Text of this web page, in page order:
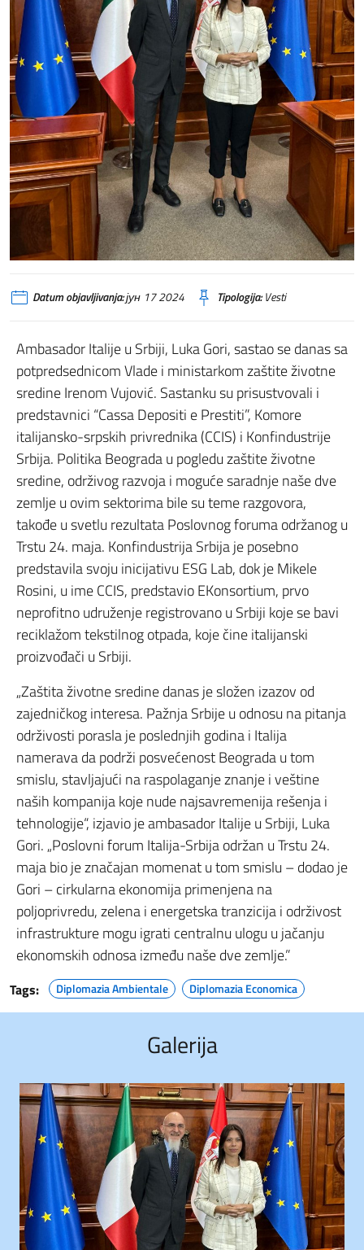
Datum objavljivanja:јун 17 2024 Tipologija:Vesti
Ambasador Italije u Srbiji, Luka Gori, sastao se danas sa
potpredsednicom Vlade i ministarkom zaštite životne
sredine Irenom Vujović. Sastanku su prisustvovali i
predstavnici “Cassa Depositi e Prestiti”, Komore
italijansko-srpskih privrednika (CCIS) i Konfindustrije
Srbija. Politika Beograda u pogledu zaštite životne
sredine, održivog razvoja i moguće saradnje naše dve
zemlje u ovim sektorima bile su teme razgovora,
takođe u svetlu rezultata Poslovnog foruma održanog u
Trstu 24. maja. Konfindustrija Srbija je posebno
predstavila svoju inicijativu ESG Lab, dok je Mikele
Rosini, u ime CCIS, predstavio EKonsortium, prvo
neprofitno udruženje registrovano u Srbiji koje se bavi
reciklažom tekstilnog otpada, koje čine italijanski
proizvođači u Srbiji.
„Zaštita životne sredine danas je složen izazov od
zajedničkog interesa. Pažnja Srbije u odnosu na pitanja
održivosti porasla je poslednjih godina i Italija
namerava da podrži posvećenost Beograda u tom
smislu, stavljajući na raspolaganje znanje i veštine
naših kompanija koje nude najsavremenija rešenja i
tehnologije“, izjavio je ambasador Italije u Srbiji, Luka
Gori. „Poslovni forum Italija-Srbija održan u Trstu 24.
maja bio je značajan momenat u tom smislu – dodao je
Gori – cirkularna ekonomija primenjena na
poljoprivredu, zelena i energetska tranzicija i održivost
infrastrukture mogu igrati centralnu ulogu u jačanju
ekonomskih odnosa između naše dve zemlje.”
Tags: Diplomazia Ambientale Diplomazia Economica
Galerija